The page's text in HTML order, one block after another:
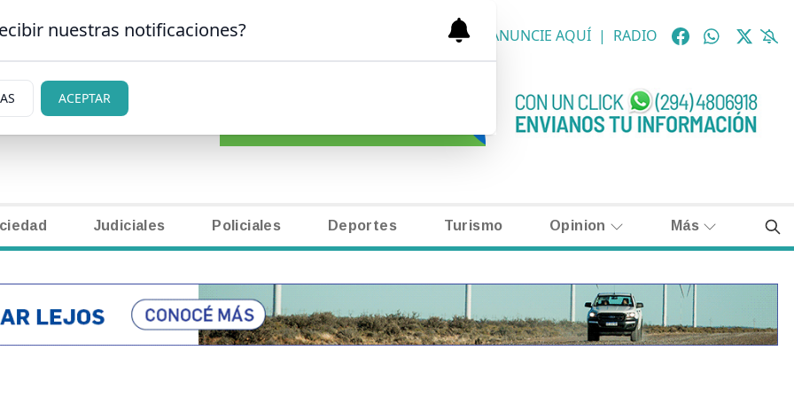
DE BARILOCHE CLASIFICADOS NECROLÓGICAS ANUNCIE AQUÍ | RADIO
Judiciales Policiales Deportes Turismo Opinion Más
nuestras notificaciones?
ACEPTAR